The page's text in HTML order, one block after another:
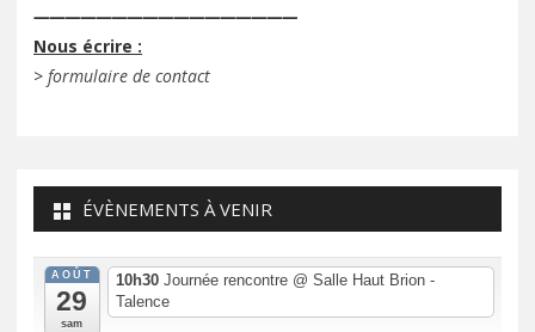
—————————————————
Nous écrire :
> formulaire de contact
ÉVÈNEMENTS À VENIR
AOÛT
29
sam
10h30 Journée rencontre @ Salle Haut Brion -
Talence